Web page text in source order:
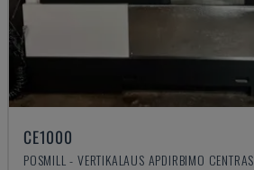
CE1000
POSMILL - VERTIKALAUS APDIRBIMO CENTRAS